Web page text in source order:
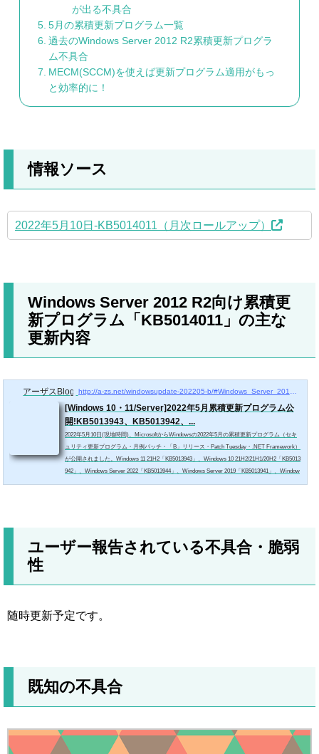
が出る不具合
5月の累積更新プログラム一覧
過去のWindows Server 2012 R2累積更新プログラ
ム不具合
MECM(SCCM)を使えば更新プログラム適用がもっ
と効率的に！
情報ソース
2022年5月10日-KB5014011（月次ロールアップ）
Windows Server 2012 R2向け累積更
新プログラム「KB5014011」の主な
更新内容
アーザスBlog
[Windows 10・11/Server]2022年5月累積更新プログラム公
開!KB5013943、KB5013942、...
2022年5月10日(現地時間)、MicrosoftからWindowsの2022年5月の累積更新プログラム（セキ
ュリティ更新プログラム・月例パッチ・「B」リリース・Patch Tuesday・.NET Framework）
が公開されました。Windows 11 21H2「KB5013943」、Windows 10 21H2/21H1/20H2「KB5013
942」、Windows Server 2022「KB5013944」、Windows Server 2019「KB5013941」、Window
s Server 2016「KB5013952」、Windows Server 2012 R2「KB5014011」、Windows Server 2012
ユーザー報告されている不具合・脆弱
性
随時更新予定です。
既知の不具合